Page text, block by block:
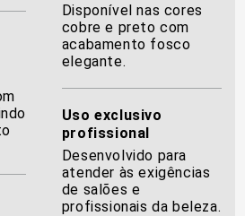
Disponível nas cores
cobre e preto com
acabamento fosco
elegante.
Uso exclusivo
profissional
Desenvolvido para
atender às exigências
de salões e
profissionais da beleza.